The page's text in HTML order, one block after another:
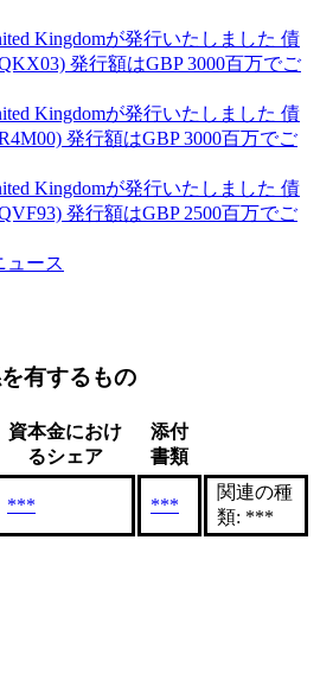
Kingdomが発行いたしました 債
発行額はGBP 3000百万でご
Kingdomが発行いたしました 債
発行額はGBP 3000百万でご
Kingdomが発行いたしました 債
発行額はGBP 2500百万でご
ュース
有するもの
資本金におけ
るシェア
添付
書類
*** ***
関連の種
類: ***